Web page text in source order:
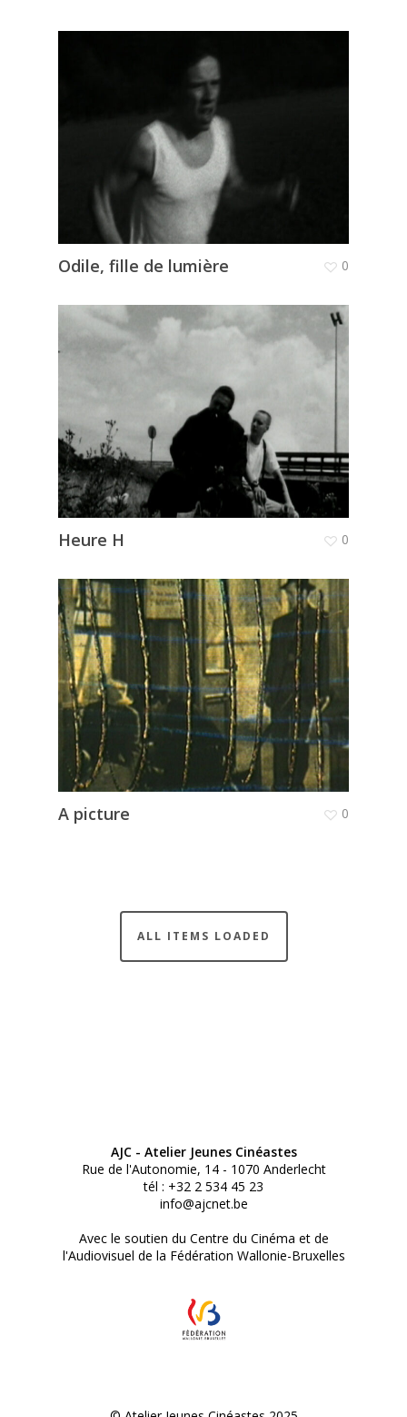
Odile, fille de lumière 0
Heure H 0
A picture 0
AJC - Atelier Jeunes Cinéastes
Rue de l'Autonomie, 14 - 1070 Anderlecht
tél : +32 2 534 45 23
info@ajcnet.be
Avec le soutien du Centre du Cinéma et de
l'Audiovisuel de la Fédération Wallonie-Bruxelles